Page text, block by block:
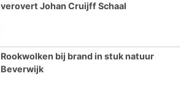
verovert Johan Cruijff Schaal
Rookwolken bij brand in stuk natuur
Beverwijk